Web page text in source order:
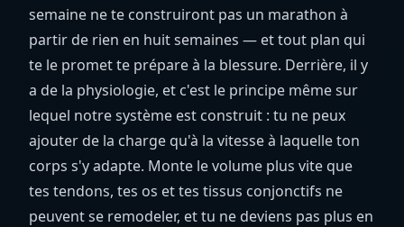
semaine ne te construiront pas un marathon à
partir de rien en huit semaines — et tout plan qui
te le promet te prépare à la blessure. Derrière, il y
a de la physiologie, et c'est le principe même sur
lequel notre système est construit : tu ne peux
ajouter de la charge qu'à la vitesse à laquelle ton
corps s'y adapte. Monte le volume plus vite que
tes tendons, tes os et tes tissus conjonctifs ne
peuvent se remodeler, et tu ne deviens pas plus en